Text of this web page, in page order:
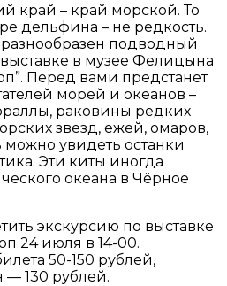
край – край морской. То
дельфина – не редкость.
подводный
в музее Фелицына
Перед вами предстанет
морей и океанов –
раковины редких
звезд, ежей, омаров,
можно увидеть останки
Эти киты иногда
океана в Чёрное
экскурсию по выставке
24 июля в 14-00.
50-150 рублей,
— 130 рублей.